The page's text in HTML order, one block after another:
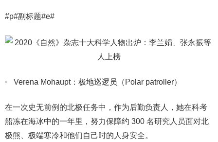
#p#副标题#e#
Verena Mohaupt：极地巡逻员（Polar patroller）
在一次史无前例的北极任务中，作为后勤负责人，她在科考
船冻在海冰中的一年里，努力保障约 300 名研究人员面对北
极熊、极端寒冷和他们自己时的人身安全。